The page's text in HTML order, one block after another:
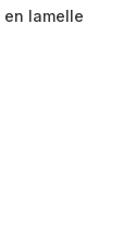
en lamelle